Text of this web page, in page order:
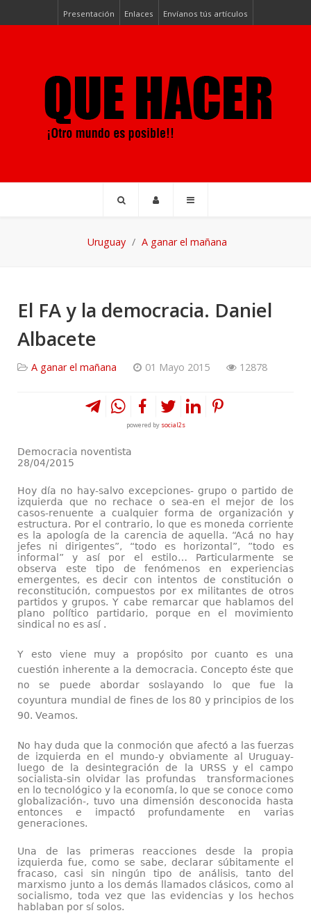
Presentación Enlaces Envíanos tús artículos
Uruguay A ganar el mañana
El FA y la democracia. Daniel
Albacete
A ganar el mañana 01 Mayo 2015 12878
powered by social2s
Democracia noventista
28/04/2015
Hoy día no hay-salvo excepciones- grupo o partido de
izquierda que no rechace o sea-en el mejor de los
casos-renuente a cualquier forma de organización y
estructura. Por el contrario, lo que es moneda corriente
es la apología de la carencia de aquella. “Acá no hay
jefes ni dirigentes”, “todo es horizontal”, ”todo es
informal” y así por el estilo… Particularmente se
observa este tipo de fenómenos en experiencias
emergentes, es decir con intentos de constitución o
reconstitución, compuestos por ex militantes de otros
partidos y grupos. Y cabe remarcar que hablamos del
plano político partidario, porque en el movimiento
sindical no es así .
Y esto viene muy a propósito por cuanto es una
cuestión inherente a la democracia. Concepto éste que
no se puede abordar soslayando lo que fue la
coyuntura mundial de fines de los 80 y principios de los
90. Veamos.
No hay duda que la conmoción que afectó a las fuerzas
de izquierda en el mundo-y obviamente al Uruguay-
luego de la desintegración de la URSS y el campo
socialista-sin olvidar las profundas transformaciones
en lo tecnológico y la economía, lo que se conoce como
globalización-, tuvo una dimensión desconocida hasta
entonces e impactó profundamente en varias
generaciones.
Una de las primeras reacciones desde la propia
izquierda fue, como se sabe, declarar súbitamente el
fracaso, casi sin ningún tipo de análisis, tanto del
marxismo junto a los demás llamados clásicos, como al
socialismo, toda vez que las evidencias y los hechos
hablaban por sí solos.